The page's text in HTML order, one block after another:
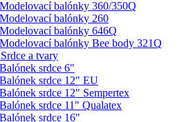
Modelovací balónky 360/350Q
Modelovací balónky 260
Modelovací balónky 646Q
Modelovací balónky Bee body 321Q
a tvary
Balónek srdce 6"
Balónek srdce 12" EU
Balónek srdce 12" Sempertex
Balónek srdce 11" Qualatex
Balónek srdce 16"